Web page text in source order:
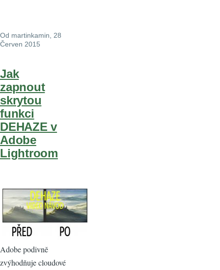
Od martinkamin , 28
Červen 2015
Jak
zapnout
skrytou
funkci
DEHAZE v
Adobe
Lightroom
Adobe podivně
zvýhodňuje cloudové